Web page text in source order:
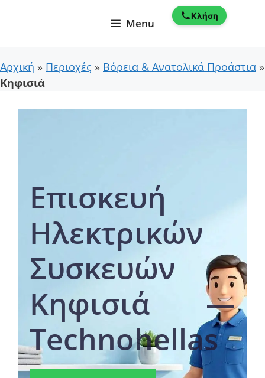
Κλήση
Menu
Αρχική » Περιοχές » Βόρεια & Ανατολικά Προάστια »
Κηφισιά
Επισκευή
Ηλεκτρικών
Συσκευών
Κηφισιά —
Technohellas